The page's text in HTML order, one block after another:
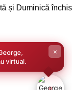
și Duminică închis
virtual.
×